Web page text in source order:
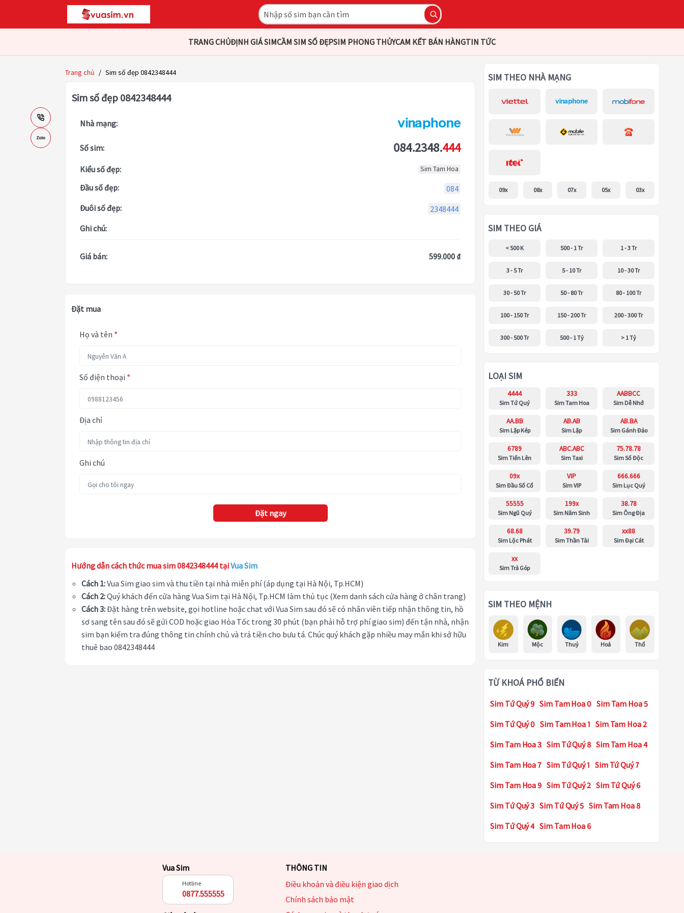
TRANG CHỦĐỊNH GIÁ SIMCẦM SIM SỐ ĐẸPSIM PHONG THỦYCAM KẾT BÁN HÀNGTIN TỨC
Trang chủ / Sim số đẹp 0842348444
Sim số đẹp 0842348444
Nhà mạng:
Số sim: 084.2348.444
Kiểu số đẹp: Sim Tam Hoa
Đầu số đẹp:
084
Đuôi số đẹp:
2348444
Ghi chú:
Giá bán: 599.000 ₫
Đặt mua
Họ và tên *
Số điện thoại *
Địa chỉ
Ghi chú
Đặt ngay
Hướng dẫn cách thức mua sim 0842348444 tạiVua Sim
Cách 1:Vua Sim giao sim và thu tiền tại nhà miễn phí (áp dụng tại Hà Nội, Tp.HCM)
Cách 2:Quý khách đến cửa hàng Vua Sim tại Hà Nội, Tp.HCM làm thủ tục (Xem danh sách cửa hàng ở chân trang)
Cách 3:Đặt hàng trên website, gọi hotline hoặc chat với Vua Sim sau đó sẽ có nhân viên tiếp nhận thông tin, hồ
sơ sang tên sau đó sẽ gửi COD hoặc giao Hỏa Tốc trong 30 phút (bạn phải hỗ trợ phí giao sim) đến tận nhà, nhận
sim bạn kiểm tra đúng thông tin chính chủ và trả tiền cho bưu tá. Chúc quý khách gặp nhiều may mắn khi sở hữu
thuê bao 0842348444
SIM THEO NHÀ MẠNG
09x 08x 07x 05x 03x
SIM THEO GIÁ
< 500 K 500 - 1 Tr 1 - 3 Tr
3 - 5 Tr 5 - 10 Tr 10 - 30 Tr
30 - 50 Tr 50 - 80 Tr 80 - 100 Tr
100 - 150 Tr 150 - 200 Tr 200 - 300 Tr
300 - 500 Tr 500 - 1 Tỷ > 1 Tỷ
LOẠI SIM
4444
Sim Tứ Quý
333
Sim Tam Hoa
AABBCC
Sim Dễ Nhớ
AA.BB
Sim Lặp Kép
AB.AB
Sim Lặp
AB.BA
Sim Gánh Đảo
6789
Sim Tiến Lên
ABC.ABC
Sim Taxi
75.78.78
Sim Số Độc
09x
Sim Đầu Số Cổ
VIP
Sim VIP
666.666
Sim Lục Quý
55555
Sim Ngũ Quý
199x
Sim Năm Sinh
38.78
Sim Ông Địa
68.68
Sim Lộc Phát
39.79
Sim Thần Tài
xx88
Sim Đại Cát
xx
Sim Trả Góp
SIM THEO MỆNH
Kim Mộc Thuỷ Hoả Thổ
TỪ KHOÁ PHỔ BIẾN
Sim Tứ Quý 9 Sim Tam Hoa 0 Sim Tam Hoa 5
Sim Tứ Quý 0 Sim Tam Hoa 1 Sim Tam Hoa 2
Sim Tam Hoa 3 Sim Tứ Quý 8 Sim Tam Hoa 4
Sim Tam Hoa 7 Sim Tứ Quý 1 Sim Tứ Quý 7
Sim Tam Hoa 9 Sim Tứ Quý 2 Sim Tứ Quý 6
Sim Tứ Quý 3 Sim Tứ Quý 5 Sim Tam Hoa 8
Sim Tứ Quý 4 Sim Tam Hoa 6
Vua Sim
Hotline
0877.555555
THÔNG TIN
Điều khoản và điều kiện giao dịch
Chính sách bảo mật